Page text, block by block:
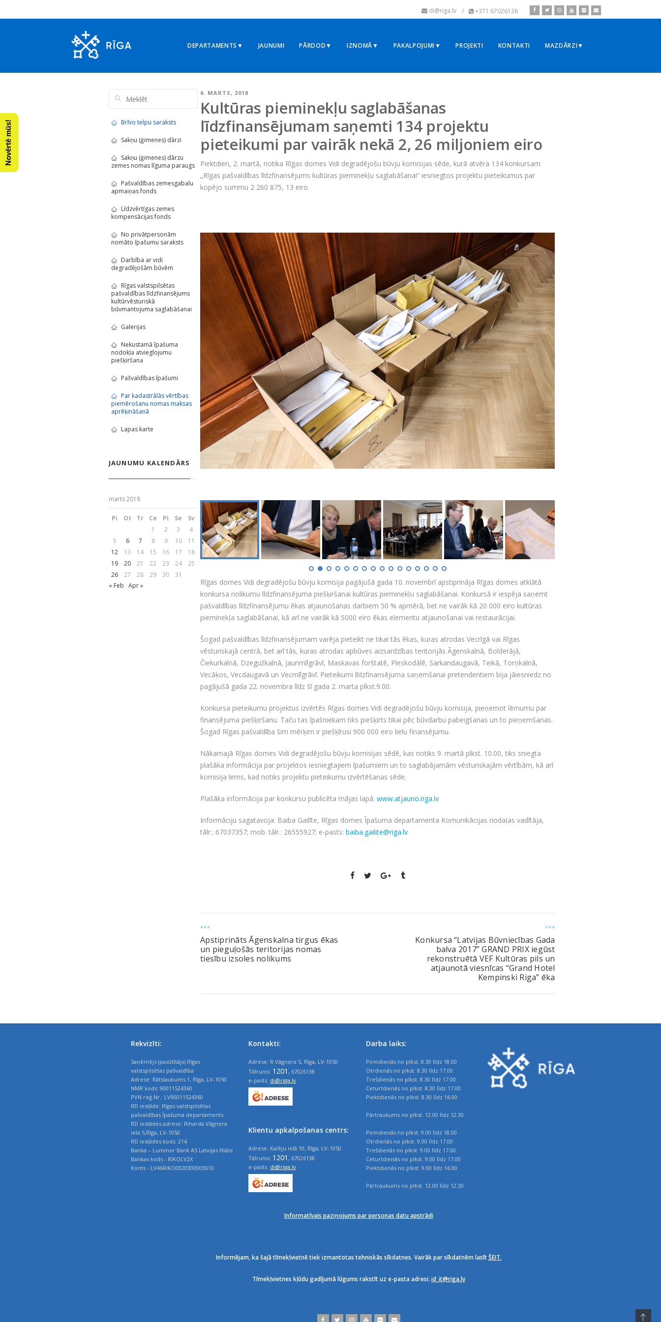
di@riga.lv / +371 67026138
DEPARTAMENTS▼ JAUNUMI PĀRDOD▼ IZNOMĀ▼ PAKALPOJUMI▼ PROJEKTI KONTAKTI MAZDĀRZI▼
6. MARTS, 2018
Kultūras pieminekļu saglabāšanas
līdzfinansējumam saņemti 134 projektu
pieteikumi par vairāk nekā 2, 26 miljoniem eiro
Piektdien, 2. martā, notika Rīgas domes Vidi degradējošu būvju komisijas sēde, kurā atvēra 134 konkursam
„Rīgas pašvaldības līdzfinansējums kultūras pieminekļu saglabāšanai” iesniegtos projektu pieteikumus par
kopējo summu 2 260 875, 13 eiro.
Rīgas domes Vidi degradējošu būvju komisija pagājušā gada 10. novembrī apstiprināja Rīgas domes atklātā
konkursa nolikumu līdzfinansējuma piešķiršanai kultūras pieminekļu saglabāšanai. Konkursā ir iespēja saņemt
pašvaldības līdzfinansējumu ēkas atjaunošanas darbiem 50 % apmērā, bet ne vairāk kā 20 000 eiro kultūras
pieminekļa saglabāšanai, kā arī ne vairāk kā 5000 eiro ēkas elementu atjaunošanai vai restaurācijai.
Šogad pašvaldības līdzfinansējumam varēja pieteikt ne tikai tās ēkas, kuras atrodas Vecrīgā vai Rīgas
vēsturiskajā centrā, bet arī tās, kuras atrodas apbūves aizsardzības teritorijās Āgenskalnā, Bolderājā,
Čiekurkalnā, Dzegužkalnā, Jaunmīlgrāvī, Maskavas forštatē, Pleskodālē, Sarkandaugavā, Teikā, Torņkalnā,
Vecāķos, Vecdaugavā un Vecmīlgrāvī. Pieteikumi līdzfinansējuma saņemšanai pretendentiem bija jāiesniedz no
pagājušā gada 22. novembra līdz šī gada 2. marta plkst.9.00.
Konkursa pieteikumu projektus izvērtēs Rīgas domes Vidi degradējošu būvju komisija, pieņemot lēmumu par
finansējuma piešķiršanu. Taču tas īpašniekam tiks piešķirts tikai pēc būvdarbu pabeigšanas un to pieņemšanas.
Šogad Rīgas pašvaldība šim mērķim ir piešķīrusi 900 000 eiro lielu finansējumu.
Nākamajā Rīgas domes Vidi degradējošu būvju komisijas sēdē, kas notiks 9. martā plkst. 10.00, tiks sniegta
plašāka informācija par projektos iesniegtajiem īpašumiem un to saglabājamām vēsturiskajām vērtībām, kā arī
komisija lems, kad notiks projektu pieteikumu izvērtēšanas sēde.
Plašāka informācija par konkursu publicēta mājas lapā:www.atjauno.riga.lv
Informāciju sagatavoja: Baiba Gailīte, Rīgas domes Īpašuma departamenta Komunikācijas nodaļas vadītāja,
tālr.: 67037357; mob. tālr.: 26555927; e-pasts:baiba.gailite@riga.lv
<<<
Apstiprināts Āgenskalna tirgus ēkas
un pieguļošās teritorijas nomas
tiesību izsoles nolikums
>>>
Konkursa “Latvijas Būvniecības Gada
balva 2017” GRAND PRIX iegūst
rekonstruētā VEF Kultūras pils un
atjaunotā viesnīcas “Grand Hotel
Kempinski Riga” ēka
Brīvo telpu saraksts
Sakņu (ģimenes) dārzi
Sakņu (ģimenes) dārzu
zemes nomas līguma paraugs
Pašvaldības zemesgabalu
apmaiņas fonds
Līdzvērtīgas zemes
kompensācijas fonds
No privātpersonām
nomāto īpašumu saraksts
Darbība ar vidi
degradējošām būvēm
Rīgas valstspilsētas
pašvaldības līdzfinansējums
kultūrvēsturiskā
būvmantojuma saglabāšanai
Galerijas
Nekustamā īpašuma
nodokļa atvieglojumu
piešķiršana
Pašvaldības īpašumi
Par kadastrālās vērtības
piemērošanu nomas maksas
aprēķināšanā
Lapas karte
JAUNUMU KALENDĀRS
marts 2018
Pi Ot Tr Ce Pi Se
Sv
1
2 3
4
5
6 7 8 9 10
11
12
13 14 15 16 17
18
19
20 21 22 23 24
25
26
27 28 29 30
31
« Feb Apr »
Rekvizīti:
Saņēmējs (pasūtītājs) Rīgas
valstspilsētas pašvaldība
Adrese: Rātslaukums 1, Rīga, LV-1050
NMR kods: 90011524360
PVN reģ.Nr.: LV90011524360
RD iestāde: Rīgas valstspilsētas
pašvaldības Īpašuma departaments
RD iestādes adrese: Riharda Vāgnera
iela 5,Rīga, LV-1050
RD iestādes kods: 214
Banka – Luminor Bank AS Latvijas filiāle
Bankas kods - RIKOLV2X
Konts - LV46RIKO0020300003010
Kontakti:
Adrese: R.Vāgnera 5, Rīga, LV-1050
Tālrunis: 1201 , 67026138
e-pasts: di@riga.lv
Klientu apkalpošanas centrs:
Adrese: Kalēju ielā 10, Rīga, LV-1050
Tālrunis: 1201 , 67026138
e-pasts: di@riga.lv
Darba laiks:
Pirmdienās no plkst. 8.30 līdz 18.00
Otrdienās no plkst. 8.30 līdz 17.00
Trešdienās no plkst. 8.30 līdz 17.00
Ceturtdienās no plkst. 8.30 līdz 17.00
Piektdienās no plkst. 8.30 līdz 16.00
Pārtraukums no plkst. 12.00 līdz 12.30
Pirmdienās no plkst. 9.00 līdz 18.00
Otrdienās no plkst. 9.00 līdz 17.00
Trešdienās no plkst. 9.00 līdz 17.00
Ceturtdienās no plkst. 9.00 līdz 17.00
Piektdienās no plkst. 9.00 līdz 16.00
Pārtraukums no plkst. 12.00 līdz 12.30
Informatīvais paziņojums par personas datu apstrādi
Informējam, ka šajā tīmekļvietnē tiek izmantotas tehniskās sīkdatnes. Vairāk par sīkdatnēm lasītŠEIT.
Tīmekļvietnes kļūdu gadījumā lūgums rakstīt uz e-pasta adresi: id_it@riga.lv
Novērtē mūs!